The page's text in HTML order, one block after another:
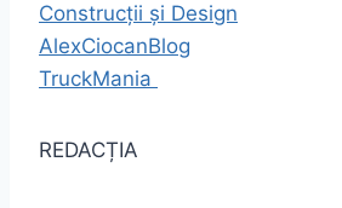
Construcții și Design
AlexCiocanBlog
TruckMania
REDACȚIA